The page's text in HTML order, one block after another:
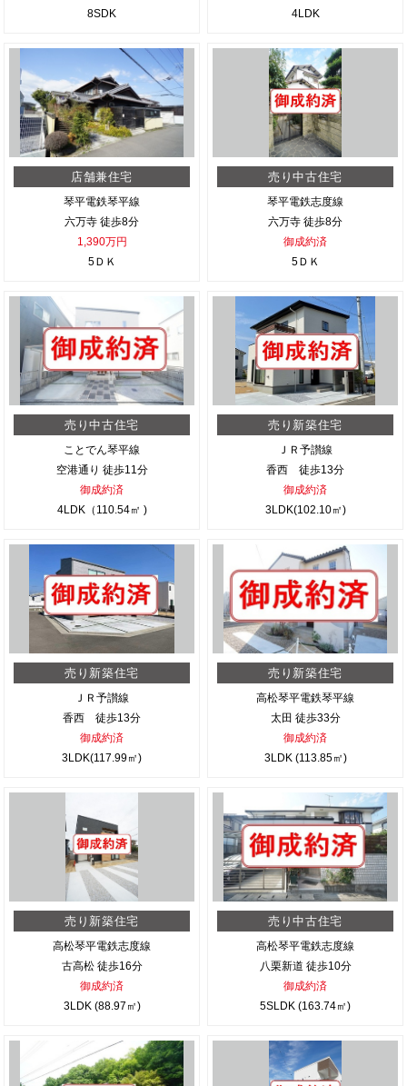
8SDK
4LDK
店舗兼住宅
琴平電鉄琴平線
六万寺 徒歩8分
1,390万円
5ＤＫ
売り中古住宅
琴平電鉄志度線
六万寺 徒歩8分
御成約済
5ＤＫ
売り中古住宅
ことでん琴平線
空港通り 徒歩11分
御成約済
4LDK（110.54㎡ )
売り新築住宅
ＪＲ予讃線
香西 徒歩13分
御成約済
3LDK(102.10㎡)
売り新築住宅
ＪＲ予讃線
香西 徒歩13分
御成約済
3LDK(117.99㎡)
売り新築住宅
高松琴平電鉄琴平線
太田 徒歩33分
御成約済
3LDK (113.85㎡)
売り新築住宅
高松琴平電鉄志度線
古高松 徒歩16分
御成約済
3LDK (88.97㎡)
売り中古住宅
高松琴平電鉄志度線
八栗新道 徒歩10分
御成約済
5SLDK (163.74㎡)